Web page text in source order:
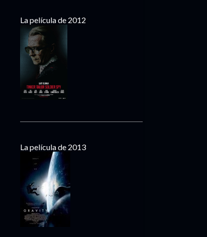
La película de 2012
La película de 2013